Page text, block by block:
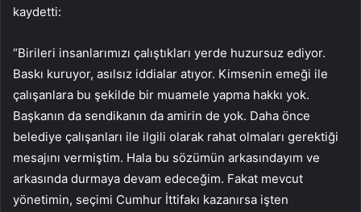
kaydetti:
“Birileri insanlarımızı çalıştıkları yerde huzursuz ediyor.
Baskı kuruyor, asılsız iddialar atıyor. Kimsenin emeği ile
çalışanlara bu şekilde bir muamele yapma hakkı yok.
Başkanın da sendikanın da amirin de yok. Daha önce
belediye çalışanları ile ilgili olarak rahat olmaları gerektiği
mesajını vermiştim. Hala bu sözümün arkasındayım ve
arkasında durmaya devam edeceğim. Fakat mevcut
yönetimin, seçimi Cumhur İttifakı kazanırsa işten